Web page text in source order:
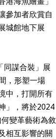
參加者欣賞自
城館地下展
同謀合裝」展
，形塑一場
中，打開所有
」，將於2024
變革藝術為敘
相互影響的關